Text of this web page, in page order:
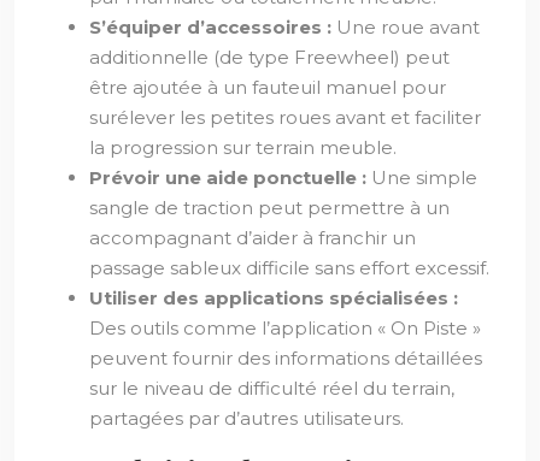
S’équiper d’accessoires : Une roue avant
additionnelle (de type Freewheel) peut
être ajoutée à un fauteuil manuel pour
surélever les petites roues avant et faciliter
la progression sur terrain meuble.
Prévoir une aide ponctuelle : Une simple
sangle de traction peut permettre à un
accompagnant d’aider à franchir un
passage sableux difficile sans effort excessif.
Utiliser des applications spécialisées :
Des outils comme l’application « On Piste »
peuvent fournir des informations détaillées
sur le niveau de difficulté réel du terrain,
partagées par d’autres utilisateurs.